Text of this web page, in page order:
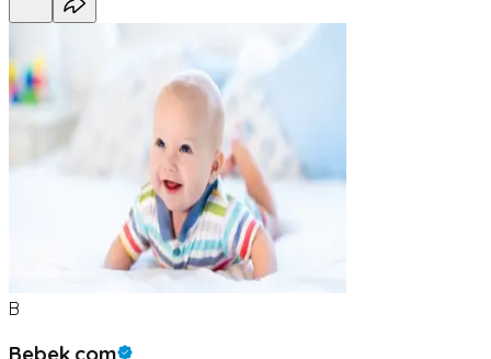
B
Bebek.com